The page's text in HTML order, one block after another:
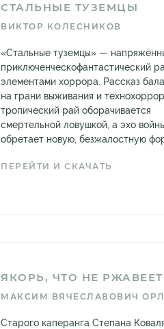
СТАЛЬНЫЕ ТУЗЕМЦЫ
ВИКТОР КОЛЕСНИКОВ
«Стальные туземцы» —
приключенческофантастический
элементами хоррора. Рассказ
на грани выживания и
тропический рай оборачивается
смертельной ловушкой, а эхо
обретает новую, безжалостную
ПЕРЕЙТИ И СКАЧАТЬ
ЯКОРЬ, ЧТО НЕ РЖАВЕЕТ
МАКСИМ ВЯЧЕСЛАВОВИЧ
Старого каперанга Степана